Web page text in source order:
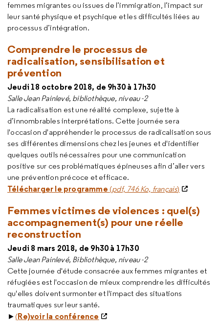
femmes migrantes ou issues de l’immigration, l’impact sur
leur santé physique et psychique et les difficultés liées au
processus d’intégration.
Comprendre le processus de
radicalisation, sensibilisation et
prévention
Jeudi 18 octobre 2018, de 9h30 à 17h30
Salle Jean Painlevé, bibliothèque, niveau -2
La radicalisation est une réalité complexe, sujette à
d’innombrables interprétations. Cette journée sera
l'occasion d'appréhender le processus de radicalisation sous
ses différentes dimensions chez les jeunes et d'identifier
quelques outils nécessaires pour une communication
positive sur ces problématiques épineuses afin d’aller vers
une prévention précoce et efficace.
Télécharger le programme (pdf, 746 Ko, français)
Femmes victimes de violences : quel(s)
accompagnement(s) pour une réelle
reconstruction
Jeudi 8 mars 2018, de 9h30 à 17h30
Salle Jean Painlevé, Bibliothèque, niveau -2
Cette journée d'étude consacrée aux femmes migrantes et
réfugiées est l'occasion de mieux comprendre les difficultés
qu'elles doivent surmonter et l'impact des situations
traumatiques sur leur santé.
► (Re)voir la conférence